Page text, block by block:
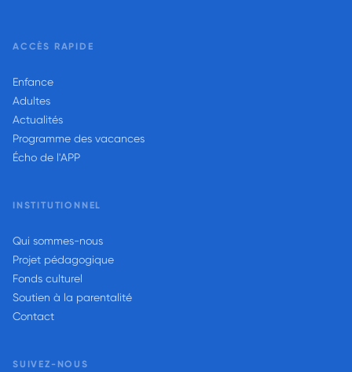
ACCÈS RAPIDE
Enfance
Adultes
Actualités
Programme des vacances
Écho de l'APP
INSTITUTIONNEL
Qui sommes-nous
Projet pédagogique
Fonds culturel
Soutien à la parentalité
Contact
SUIVEZ-NOUS